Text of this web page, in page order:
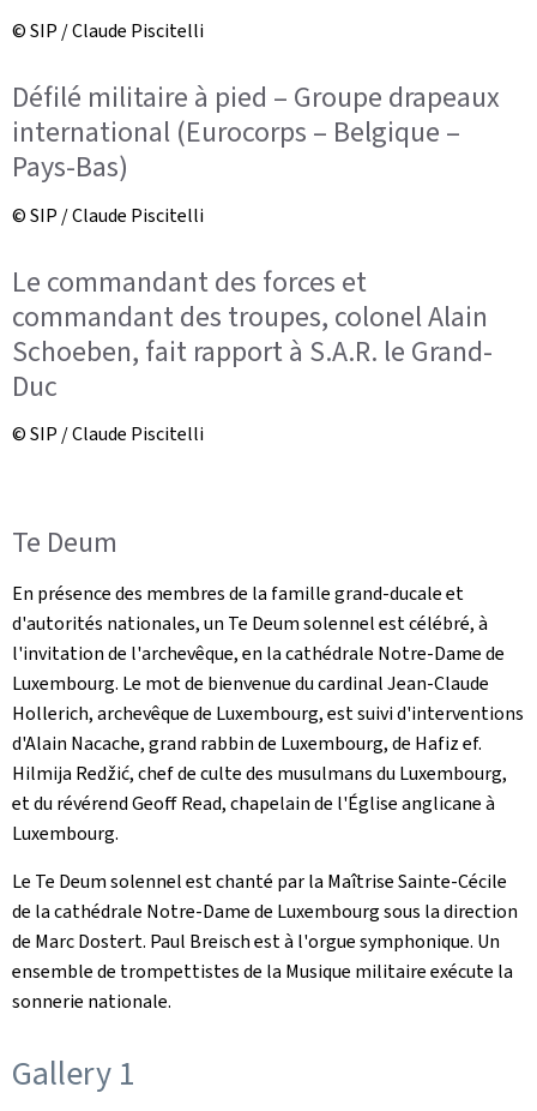
© SIP / Claude Piscitelli
Défilé militaire à pied – Groupe drapeaux
international (Eurocorps – Belgique –
Pays-Bas)
© SIP / Claude Piscitelli
Le commandant des forces et
commandant des troupes, colonel Alain
Schoeben, fait rapport à S.A.R. le Grand-
Duc
© SIP / Claude Piscitelli
Te Deum
En présence des membres de la famille grand-ducale et
d'autorités nationales, un Te Deum solennel est célébré, à
l'invitation de l'archevêque, en la cathédrale Notre-Dame de
Luxembourg. Le mot de bienvenue du cardinal Jean-Claude
Hollerich, archevêque de Luxembourg, est suivi d'interventions
d'Alain Nacache, grand rabbin de Luxembourg, de Hafiz ef.
Hilmija Redžić, chef de culte des musulmans du Luxembourg,
et du révérend Geoff Read, chapelain de l'Église anglicane à
Luxembourg.
Le Te Deum solennel est chanté par la Maîtrise Sainte-Cécile
de la cathédrale Notre-Dame de Luxembourg sous la direction
de Marc Dostert. Paul Breisch est à l'orgue symphonique. Un
ensemble de trompettistes de la Musique militaire exécute la
sonnerie nationale.
Gallery 1